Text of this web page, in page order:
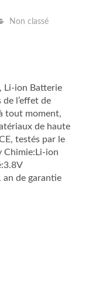
Non classé
Li-ion Batterie
l’effet de
tout moment,
de haute
testés par le
Chimie:Li-ion
an de garantie